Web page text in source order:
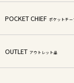
POCKET CHIEF ポケットチー
OUTLET アウトレット品